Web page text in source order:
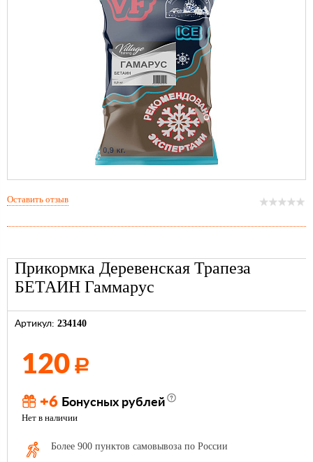
Прикормка Деревенская Трапеза
БЕТАИН Гаммарус
Артикул: 234140
120 Р
+6 Бонусных рублей
Нет в наличии
Более 900 пунктов самовывоза по России
Оставить отзыв